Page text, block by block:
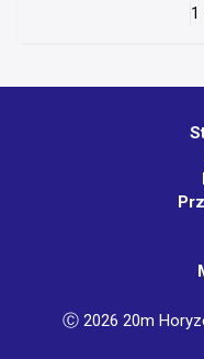
1
Ⓒ 2026 20m